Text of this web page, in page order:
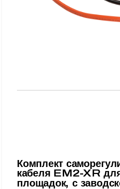
Комплект
кабеля EM2-XR
площадок, с